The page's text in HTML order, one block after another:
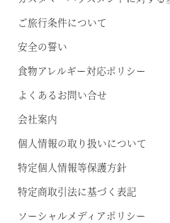
RESERVE箱根明神平 In nol
RESERVE京都東山
In THE HOTEL
準相互利用施設
都リゾート 志摩ベイサイドテラ
ご旅行条件について
安全の誓い
食物アレルギー対応ポリシー
よくあるお問い合せ
会社案内
個人情報の取り扱いについて
特定個人情報等保護方針
特定商取引法に基づく表記
ソーシャルメディアポリシー